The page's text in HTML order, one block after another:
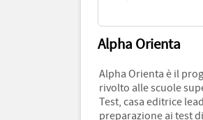
Alpha Orienta
Alpha Orienta è il
rivolto alle scuole
Test, casa editrice
preparazione ai test